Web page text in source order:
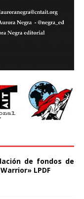
de fondos de
LPDF